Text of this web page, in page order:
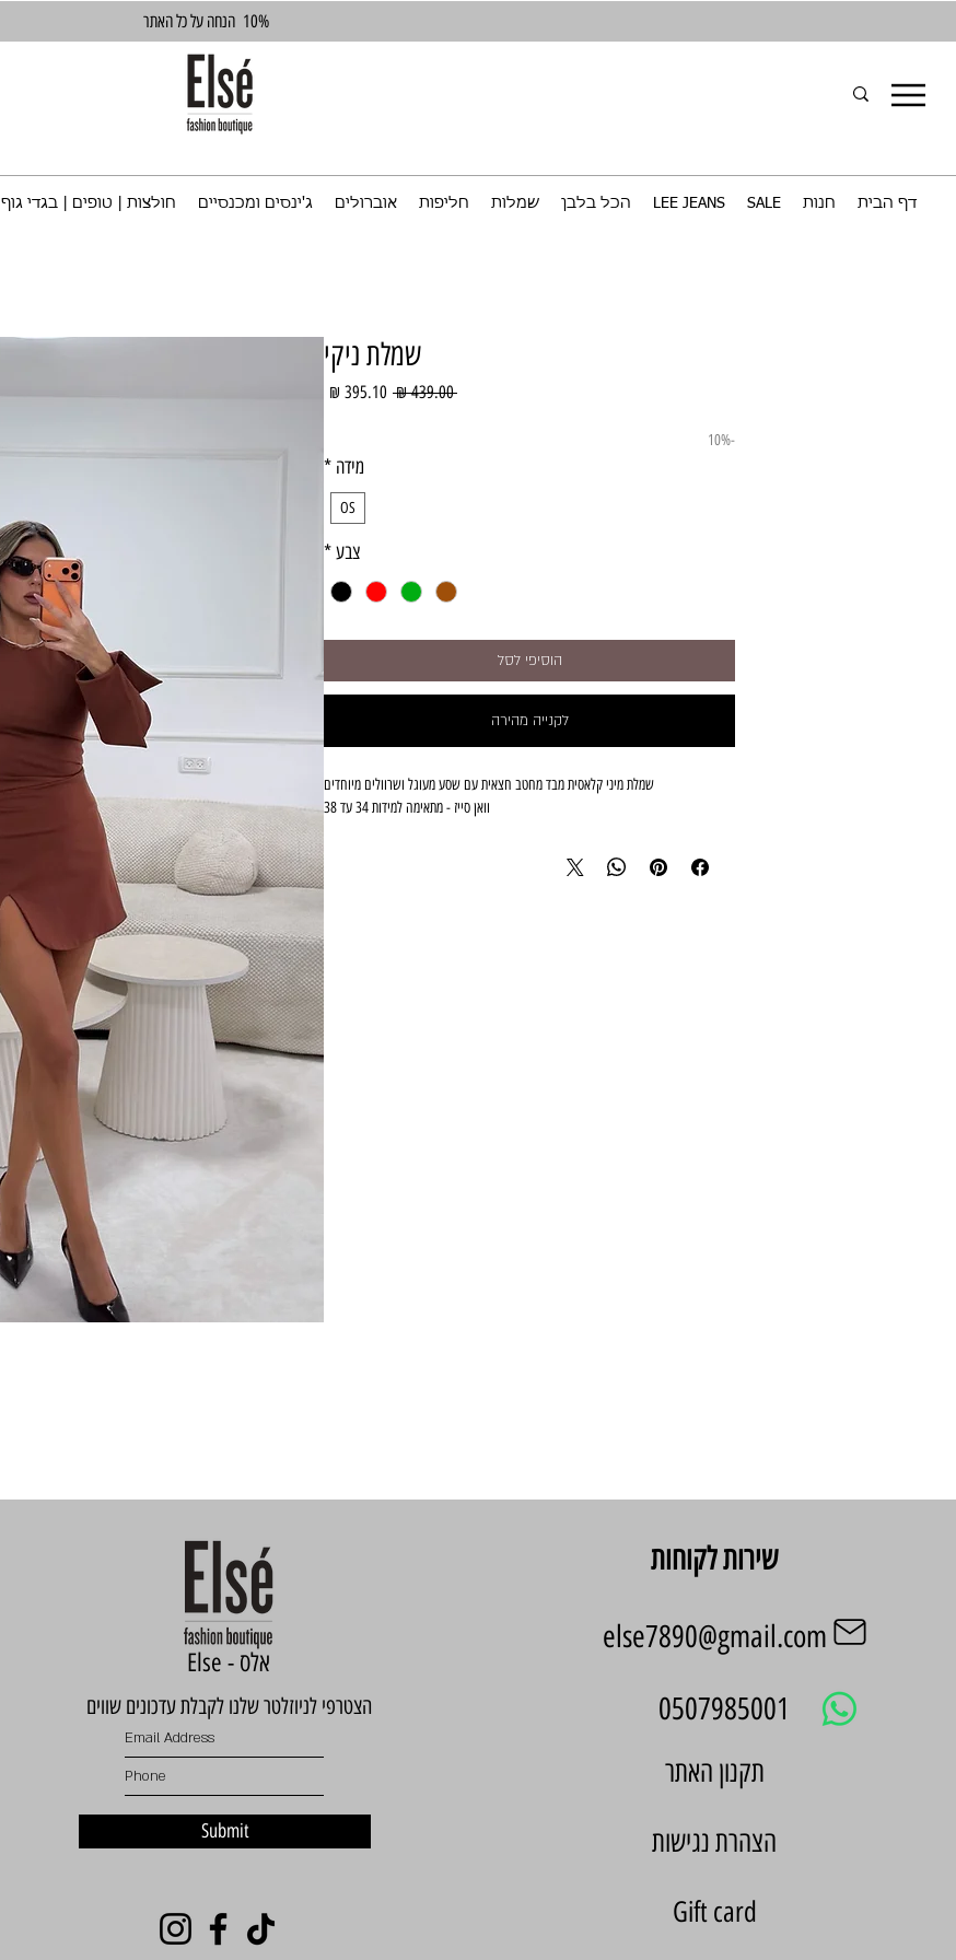
10% הנחה על כל האתר
דף הבית חנות SALE
LEE JEANS הכל בלבן שמלות חליפות אוברולים ג'ינסים ומכנסיים חולצות | טופים | בגדי גוף
שמלת ניקי
‏439.00 ‏₪
מחיר
-10%
מידה *
OS
צבע*
הוסיפי לסל
לקנייה מהירה
שמלת מיני קלאסית מבד מחטב חצאית עם שסע מעוגל ושרוולים מיוחדים
וואן סייז - מתאימה למידות 34 עד 38
Else - אלס
הצטרפי לניוזלטר שלנו לקבלת עדכונים שווים
Submit
שירות לקוחות
else7890@gmail.com
0507985001
הצהרת נגישות
Gift card